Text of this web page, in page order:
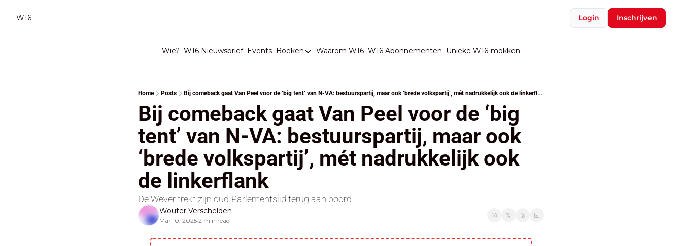
W16 Login Inschrijven
Wie? W16 Nieuwsbrief Events Boeken
Boeken
Boeken
Stop de Persen
Het Merk België
De Doodgravers van België
Bpost Hold-up
Waarom W16 W16 Abonnementen Unieke W16-mokken
Home Posts Bij comeback gaat Van Peel voor de ‘big tent’ van N-VA: bestuurspartij, maar ook ‘brede volkspartij’, mét nadrukkelijk ook de linkerflank
Bij comeback gaat Van Peel voor de ‘big
tent’ van N-VA: bestuurspartij, maar ook
‘brede volkspartij’, mét nadrukkelijk ook
de linkerflank
De Wever trekt zijn oud-Parlementslid terug aan boord.
Wouter Verschelden
Mar 10, 2025•2 min read